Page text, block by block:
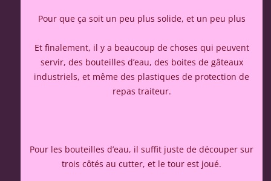
Pour que ça soit un peu plus solide, et un peu plus
Et finalement, il y a beaucoup de choses qui peuvent
servir, des bouteilles d’eau, des boites de gâteaux
industriels, et même des plastiques de protection de
repas traiteur.
Pour les bouteilles d’eau, il suffit juste de découper sur
trois côtés au cutter, et le tour est joué.